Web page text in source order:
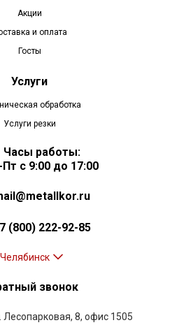
Акции
и оплата
Госты
Услуги
обработка
Услуги резки
Часы работы:
с 9:00 до 17:00
(800) 222-92-85
Челябинск
звонок
Лесопарковая, 8, офис 1505